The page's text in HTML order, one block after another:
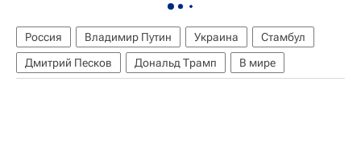
Россия Владимир Путин Украина
Стамбул
Дмитрий Песков
Дональд Трамп В мире